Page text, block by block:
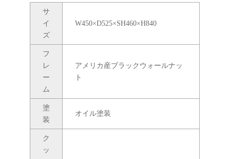
サ
イ
ズ
W450×D525×SH460×H840
フ
レ
ー
ム
アメリカ産ブラックウォールナッ
ト
塗
装
オイル塗装
ク
ッ